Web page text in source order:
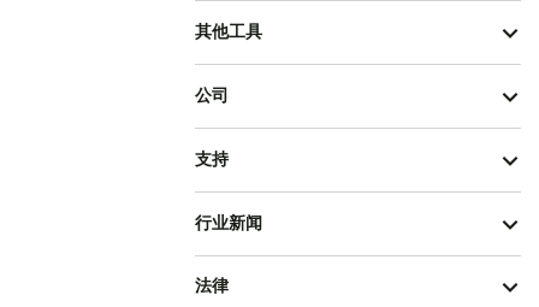
其他工具
公司
支持
行业新闻
法律